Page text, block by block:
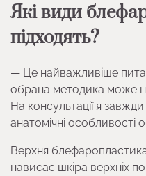
Які види
підходять?
— Це найважливіше
обрана методика може
На консультації я
анатомічні особливості
Верхня
нависає шкіра верхніх